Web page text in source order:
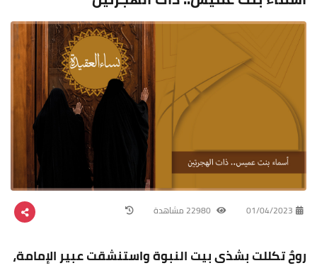
01/04/2023
روحٌ تكللت بشذى بيت النبوة واستنشقت عبير الإمامة،